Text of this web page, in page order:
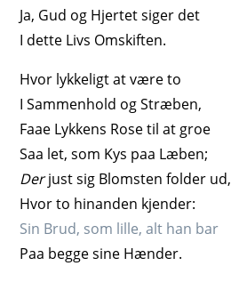
Ja, Gud og Hjertet siger det
I dette Livs Omskiften.
Hvor lykkeligt at være to
I Sammenhold og Stræben,
Faae Lykkens Rose til at groe
Saa let, som Kys paa Læben;
Derjust sig Blomsten folder ud,
Hvor to hinanden kjender:
Sin Brud, som lille,alt han bar
Paa begge sine Hænder.